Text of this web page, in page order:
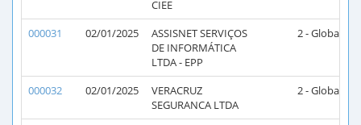
CIEE
000031 02/01/2025
ASSISNET SERVIÇOS
DE INFORMÁTICA
LTDA - EPP
2 - Global
000032 02/01/2025
VERACRUZ
SEGURANCA LTDA
2 - Global